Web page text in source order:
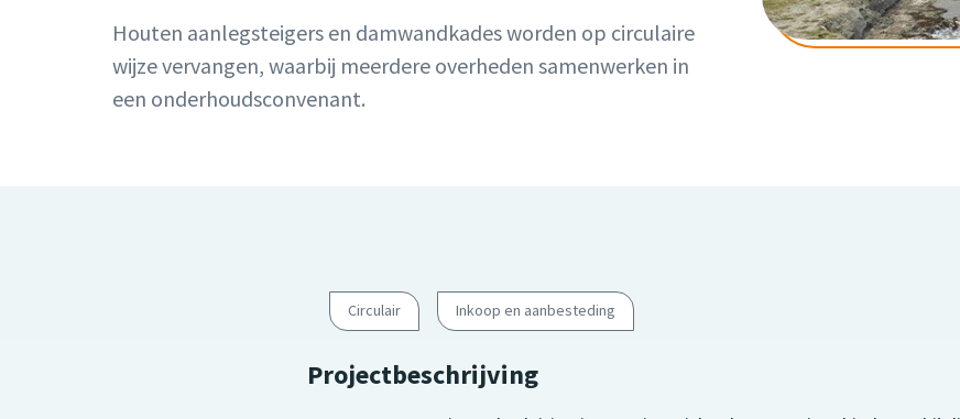
Houten aanlegsteigers en damwandkades worden op circulaire
wijze vervangen, waarbij meerdere overheden samenwerken in
een onderhoudsconvenant.
Circulair Inkoop en aanbesteding
Projectbeschrijving